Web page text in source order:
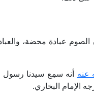
عبادة محضة،
عنه أنه سمِع سيدنا رسول
الإمام البخاري.